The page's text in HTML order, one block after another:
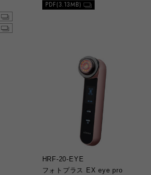
PDF(3.13MB)
HRF-20-EYE
フォトプラス EX eye pro